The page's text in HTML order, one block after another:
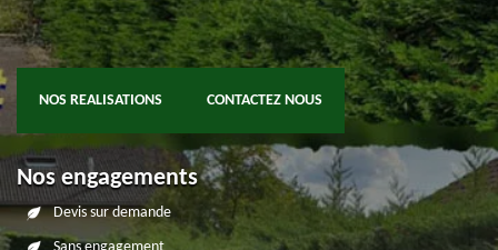
NOS REALISATIONS CONTACTEZ NOUS
Nos engagements
Devis sur demande